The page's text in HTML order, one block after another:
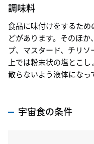
調味料
食品に味付けをするた
どがあります。そのほ
プ、マスタード、チリ
上では粉末状の塩とこ
散らないよう液体になっ
宇宙食の条件